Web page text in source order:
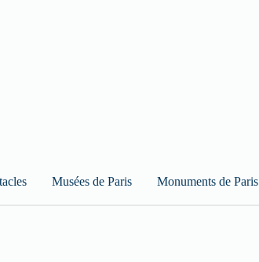
Musées de Paris Monuments de Paris